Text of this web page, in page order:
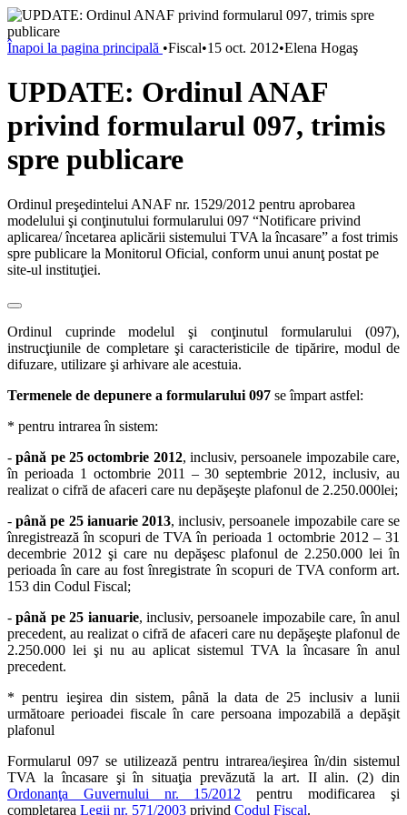
Înapoi la pagina principală •Fiscal•15 oct. 2012•Elena Hogaş
UPDATE: Ordinul ANAF
privind formularul 097, trimis
spre publicare
Ordinul preşedintelui ANAF nr. 1529/2012 pentru aprobarea
modelului şi conţinutului formularului 097 “Notificare privind
aplicarea/ încetarea aplicării sistemului TVA la încasare” a fost trimis
spre publicare la Monitorul Oficial, conform unui anunţ postat pe
site-ul instituţiei.
Ordinul cuprinde modelul şi conţinutul formularului (097),
instrucţiunile de completare şi caracteristicile de tipărire, modul de
difuzare, utilizare şi arhivare ale acestuia.
Termenele de depunere a formularului 097 se împart astfel:
* pentru intrarea în sistem:
-până pe 25 octombrie 2012, inclusiv, persoanele impozabile care,
în perioada 1 octombrie 2011 – 30 septembrie 2012, inclusiv, au
realizat o cifră de afaceri care nu depăşeşte plafonul de 2.250.000lei;
-până pe 25 ianuarie 2013, inclusiv, persoanele impozabile care se
înregistrează în scopuri de TVA în perioada 1 octombrie 2012 – 31
decembrie 2012 şi care nu depăşesc plafonul de 2.250.000 lei în
perioada în care au fost înregistrate în scopuri de TVA conform art.
153 din Codul Fiscal;
- până pe 25 ianuarie, inclusiv, persoanele impozabile care, în anul
precedent, au realizat o cifră de afaceri care nu depăşeşte plafonul de
2.250.000 lei şi nu au aplicat sistemul TVA la încasare în anul
precedent.
* pentru ieşirea din sistem, până la data de 25 inclusiv a lunii
următoare perioadei fiscale în care persoana impozabilă a depăşit
plafonul
Formularul 097 se utilizează pentru intrarea/ieşirea în/din sistemul
TVA la încasare şi în situaţia prevăzută la art. II alin. (2) din
Ordonanţa Guvernului nr. 15/2012 pentru modificarea şi
completarea Legii nr. 571/2003 privind Codul Fiscal.